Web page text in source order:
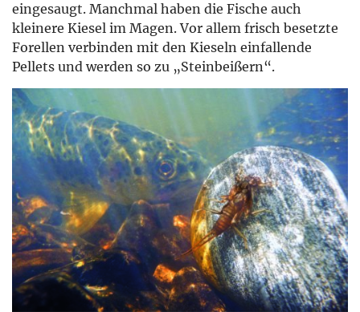
eingesaugt. Manchmal haben die Fische auch
kleinere Kiesel im Magen. Vor allem frisch besetzte
Forellen verbinden mit den Kieseln einfallende
Pellets und werden so zu „Steinbeißern“.